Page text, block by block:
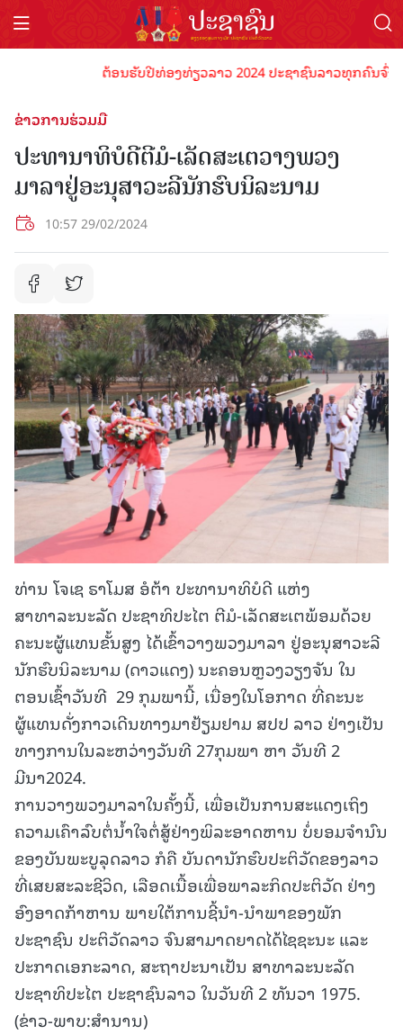
ຕ້ອນຮັບປີທ່ອງທ່ຽວລາວ 2024 ປະຊາຊົນລາວທຸກຄົນຈົ່ງ
ຂ່າວການຮ່ວມມື
ປະທານາທິບໍດີຕີມໍ-ເລັດສະເຕວາງພວງ
ມາລາຢູ່ອະນຸສາວະລີນັກຮົບນິລະນາມ
10:57 29/02/2024
ທ່ານ ໂຈເຊ ຣາໂມສ ອໍຕ້າ ປະທານາທິບໍດີ ແຫ່ງ
ສາທາລະນະລັດ ປະຊາທິປະໄຕ ຕີມໍ-ເລັດສະເຕພ້ອມດ້ວຍ
ຄະນະຜູ້ແທນຂັ້ນສູງ ໄດ້ເຂົ້າວາງພວງມາລາ ຢູ່ອະນຸສາວະລີ
ນັກຮົບນິລະນາມ (ດາວແດງ) ນະຄອນຫຼວງວຽງຈັນ ໃນ
ຕອນເຊົ້າວັນທີ 29 ກຸມພານີ້, ເນື່ອງໃນໂອກາດ ທີ່ຄະນະ
ຜູ້ແທນດັ່ງກາວເດີນທາງມາຢ້ຽມຢາມ ສປປ ລາວ ຢ່າງເປັນ
ທາງການໃນລະຫວ່າງວັນທີ 27ກຸມພາ ຫາ ວັນທີ 2
ມີນາ2024.
ການວາງພວງມາລາໃນຄັ້ງນີ້, ເພື່ອເປັນການສະແດງເຖິງ
ຄວາມເຄົາລົບຕໍ່ນໍ້າໃຈຕໍ່ສູ້ຢ່າງພິລະອາດຫານ ບໍ່ຍອມຈຳນົນ
ຂອງບັນພະບູລຸດລາວ ກໍຄື ບັນດານັກຮົບປະຕິວັດຂອງລາວ
ທີ່ເສຍສະລະຊີວິດ, ເລືອດເນື້ອເພື່ອພາລະກິດປະຕິວັດ ຢ່າງ
ອົງອາດກ້າຫານ ພາຍໃຕ້ການຊີ້ນຳ-ນຳພາຂອງພັກ
ປະຊາຊົນ ປະຕິວັດລາວ ຈົນສາມາດຍາດໄດ້ໄຊຊະນະ ແລະ
ປະກາດເອກະລາດ, ສະຖາປະນາເປັນ ສາທາລະນະລັດ
ປະຊາທິປະໄຕ ປະຊາຊົນລາວ ໃນວັນທີ 2 ທັນວາ 1975.
(ຂ່າວ-ພາບ:ສຳນານ)